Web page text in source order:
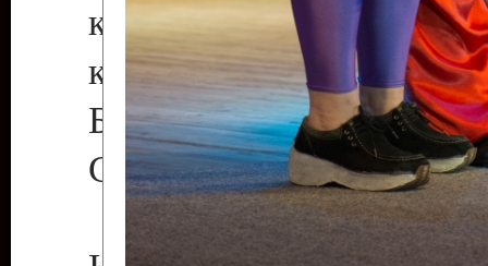
коллектив
культуры с.
Бендеры ,
Светлана Георгиевна